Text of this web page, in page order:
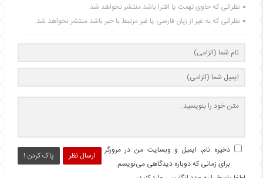
نظراتی که حاوی تهمت یا افترا باشد منتشر نخواهد شد.
نظراتی که به غیر از زبان فارسی یا غیر مرتبط با خبر باشد منتشر نخواهد شد.
ارسال نظر پاک کردن !
ذخیره نام، ایمیل و وبسایت من در مرورگر
برای زمانی که دوباره دیدگاهی می‌نویسم.